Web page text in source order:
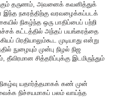
தருணம், அவனைக் கவனித்துக்
இந்த நகரத்திற்கு வரவழைக்கப்படக்
நிகழ்ந்த ஒரு பாதிப்பைப் பற்றி
கட்டத்தில் அந்தப் பயங்கரத்தை
பிரதியாலும்கூட முடியாது என்று
நுழையும் முன்பு நிழல் நிஜ
தீவிரமான சித்தரிப்புக்கு இடமிருந்தும்
யதார்த்தமாகக் கண் முன்
நிச்சயமாகப் பலம் வாய்ந்த